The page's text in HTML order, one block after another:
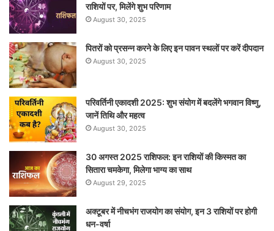
राशियों पर, मिलेंगे शुभ परिणाम
August 30, 2025
पितरों को प्रसन्न करने के लिए इन पावन स्थलों पर करें दीपदान
August 30, 2025
परिवर्तिनी एकादशी 2025: शुभ संयोग में बदलेंगे भगवान विष्णु,
जानें तिथि और महत्व
August 30, 2025
30 अगस्त 2025 राशिफल: इन राशियों की किस्मत का
सितारा चमकेगा, मिलेगा भाग्य का साथ
August 29, 2025
अक्टूबर में नीचभंग राजयोग का संयोग, इन 3 राशियों पर होगी
धन-वर्षा